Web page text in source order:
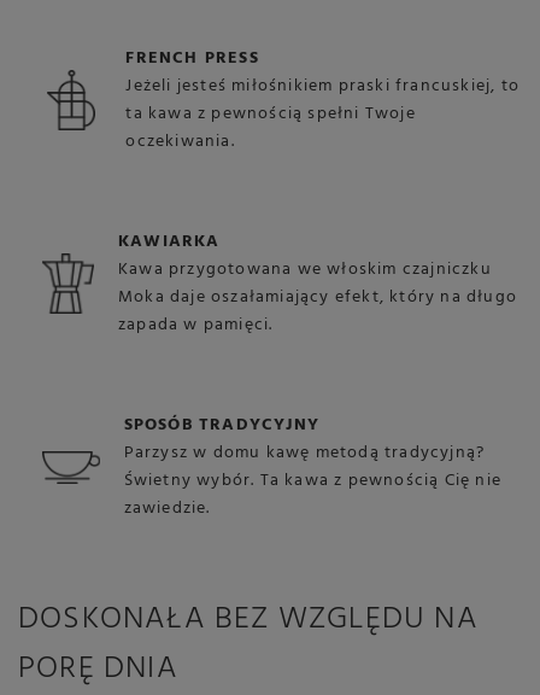
FRENCH PRESS
Jeżeli jesteś miłośnikiem praski francuskiej, to
ta kawa z pewnością spełni Twoje
oczekiwania.
KAWIARKA
Kawa przygotowana we włoskim czajniczku
Moka daje oszałamiający efekt, który na długo
zapada w pamięci.
SPOSÓB TRADYCYJNY
Parzysz w domu kawę metodą tradycyjną?
Świetny wybór. Ta kawa z pewnością Cię nie
zawiedzie.
DOSKONAŁA BEZ WZGLĘDU NA
PORĘ DNIA